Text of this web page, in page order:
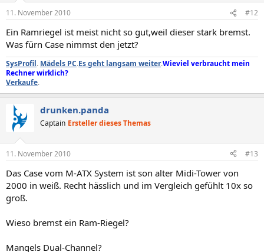
11. November 2010 #12
Ein Ramriegel ist meist nicht so gut,weil dieser stark bremst.
Was fürn Case nimmst den jetzt?
SysProfil. Mädels PC.Es geht langsam weiter.Wieviel verbraucht mein
Rechner wirklich?
Verkaufe.
drunken.panda
Captain Ersteller dieses Themas
11. November 2010 #13
Das Case vom M-ATX System ist son alter Midi-Tower von
2000 in weiß. Recht hässlich und im Vergleich gefühlt 10x so
groß.
Wieso bremst ein Ram-Riegel?
Mangels Dual-Channel?